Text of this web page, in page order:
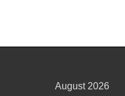
August 2026